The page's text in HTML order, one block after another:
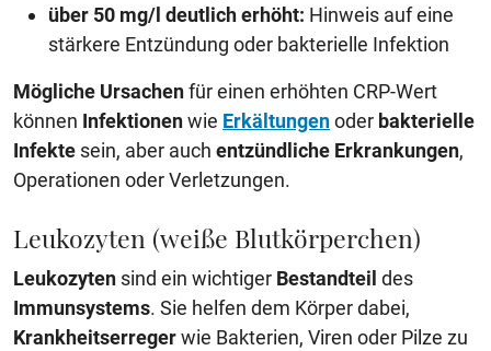
über 50 mg/l deutlich erhöht: Hinweis auf eine
stärkere Entzündung oder bakterielle Infektion
Mögliche Ursachenfür einen erhöhten CRP-Wert
können Infektionenwie Erkältungenoder bakterielle
Infekte sein, aber auch entzündliche Erkrankungen,
Operationen oder Verletzungen.
Leukozyten (weiße Blutkörperchen)
Leukozyten sind ein wichtiger Bestandteil des
Immunsystems. Sie helfen dem Körper dabei,
Krankheitserregerwie Bakterien, Viren oder Pilze zu